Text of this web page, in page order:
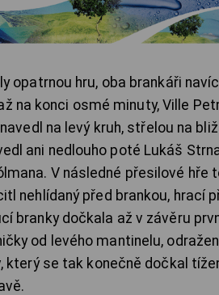
opatrnou hru, oba brankáři
na konci osmé minuty, Ville
na levý kruh, střelou na
ani nedlouho poté Lukáš
V následné přesilové hře
nehlídaný před brankou, hrací
branky dočkala až v závěru
od levého mantinelu,
se tak konečně dočkal